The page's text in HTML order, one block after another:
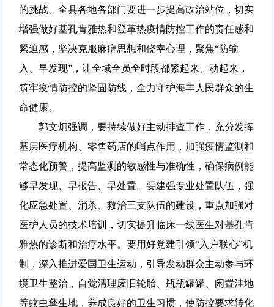
的挑战。全县各地各部门要进一步提高政治站位，切实
增强做好基孔肯雅热和登革热疫情防控工作的责任感和
紧迫感，坚决克服麻痹思想和侥幸心理，聚焦“防输
入、早发现”，让全域全员全时段都紧起来、动起来，
筑牢疫情防控的坚固防线，全力守护海丰人民群众的生
命健康。
郭文炯强调，要持续做好主动排查工作，充分发挥
基层医疗机构、零售药店的哨点作用，加强疫情监测和
常态化预警，提高监测的敏感性与准确性，确保病例能
够早发现、早报告、早处置。要建强专业处置队伍，强
化应急处置、消杀、救治三支队伍的建设，重点加强对
医护人员的技术培训，切实提升临床一线医生对基孔肯
雅热的诊断和治疗水平。要用好党建引领“入户联心”机
制，深入推进爱国卫生运动，引导发动群众主动参与环
境卫生整治，自觉清理废旧轮胎、瓶瓶罐罐、闲置洼地
等蚊虫孳生地，养成良好的卫生习惯，使防控要求转化